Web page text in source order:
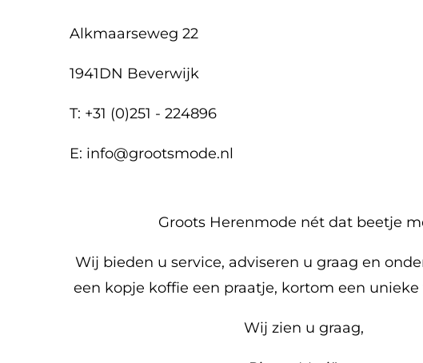
Alkmaarseweg 22
1941DN Beverwijk
T: +31 (0)251 - 224896
E: info@grootsmode.nl
Groots Herenmode nét dat beetje
Wij bieden u service, adviseren u graag en
een kopje koffie een praatje, kortom een
Wij zien u graag,